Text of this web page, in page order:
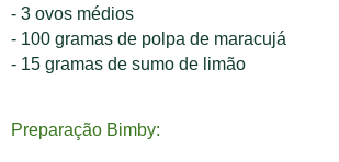
- 3 ovos médios
- 100 gramas de polpa de maracujá
- 15 gramas de sumo de limão
Preparação Bimby: